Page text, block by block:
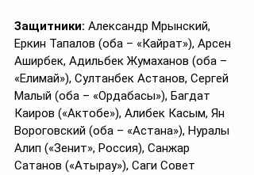
Защитники: Александр Мрынский,
Еркин Тапалов (оба – «Кайрат»), Арсен
Аширбек, Адильбек Жумаханов (оба –
«Елимай»), Султанбек Астанов, Сергей
Малый (оба – «Ордабасы»), Багдат
Каиров («Актобе»), Алибек Касым, Ян
Вороговский (оба – «Астана»), Нуралы
Алип («Зенит», Россия), Санжар
Сатанов («Атырау»), Саги Совет